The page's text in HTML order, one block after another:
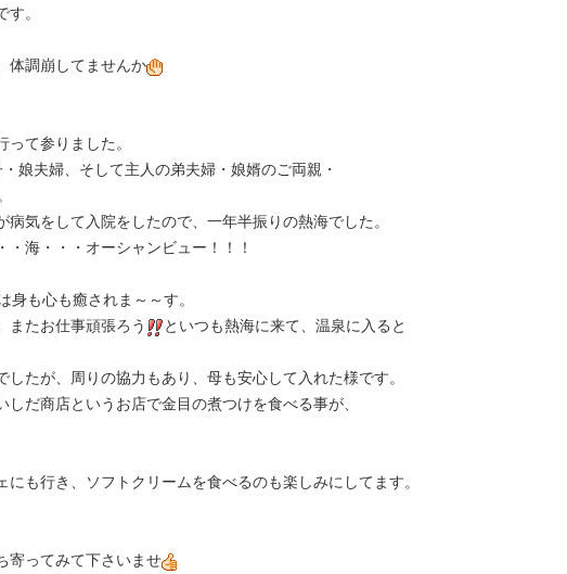
。
体調崩してませんか
て参りました。
娘夫婦、そして主人の弟夫婦・娘婿のご両親・
気をして入院をしたので、一年半振りの熱海でした。
海・・・オーシャンビュー！！！
身も心も癒されま～～す。
またお仕事頑張ろう
といつも熱海に来て、温泉に入ると
たが、周りの協力もあり、母も安心して入れた様です。
だ商店というお店で金目の煮つけを食べる事が、
も行き、ソフトクリームを食べるのも楽しみにしてます。
寄ってみて下さいませ